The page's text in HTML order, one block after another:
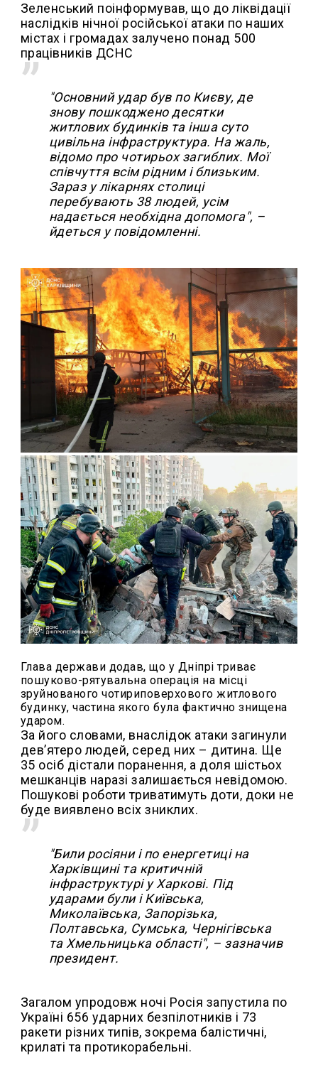
Зеленський поінформував, що до ліквідації
наслідків нічної російської атаки по наших
містах і громадах залучено понад 500
працівників ДСНС
"Основний удар був по Києву, де
знову пошкоджено десятки
житлових будинків та інша суто
цивільна інфраструктура. На жаль,
відомо про чотирьох загиблих. Мої
співчуття всім рідним і близьким.
Зараз у лікарнях столиці
перебувають 38 людей, усім
надається необхідна допомога", –
йдеться у повідомленні.
Глава держави додав, що у Дніпрі триває
пошуково-рятувальна операція на місці
зруйнованого чотириповерхового житлового
будинку, частина якого була фактично знищена
ударом.
За його словами, внаслідок атаки загинули
дев’ятеро людей, серед них – дитина. Ще
35 осіб дістали поранення, а доля шістьох
мешканців наразі залишається невідомою.
Пошукові роботи триватимуть доти, доки не
буде виявлено всіх зниклих.
"Били росіяни і по енергетиці на
Харківщині та критичній
інфраструктурі у Харкові. Під
ударами були і Київська,
Миколаївська, Запорізька,
Полтавська, Сумська, Чернігівська
та Хмельницька області", – зазначив
президент.
Загалом упродовж ночі Росія запустила по
Україні 656 ударних безпілотників і 73
ракети різних типів, зокрема балістичні,
крилаті та протикорабельні.